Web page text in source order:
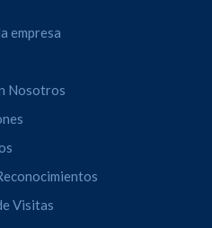
empresa
Nosotros
Visitas